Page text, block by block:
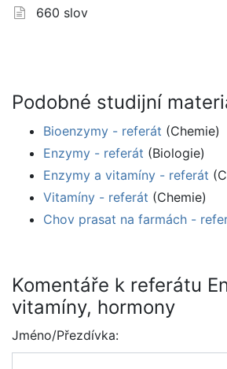
660 slov
Podobné studijní
Bioenzymy - referát (Chemie)
Enzymy - referát (Biologie)
Enzymy a vitamíny - referát
Vitamíny - referát (Chemie)
Chov prasat na farmách -
Komentáře k referátu
vitamíny, hormony
Jméno/Přezdívka: